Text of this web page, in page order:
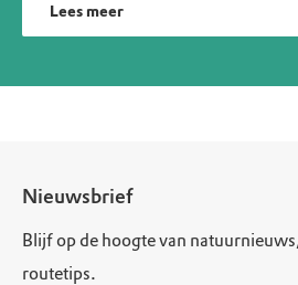
Lees meer
Nieuwsbrief
Blijf op de hoogte van
routetips.